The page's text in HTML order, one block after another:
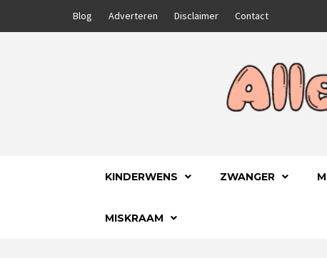
Blog Adverteren Disclaimer Contact
KINDERWENS ZWANGER
MISKRAAM